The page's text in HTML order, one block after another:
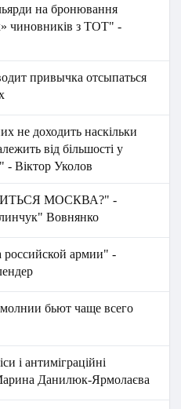
на бронювання
чиновників з ТОТ" -
привычка отсыпаться
не доходить наскільки
від більшості у
- Віктор Уколов
МОСКВА?" -
Вовнянко
российской армии" -
бьют чаще всего
і антиміграційні
Данилюк-Ярмолаєва